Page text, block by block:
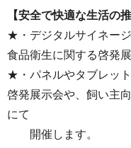
【安全で快適な生活の推
★・デジタルサイネー
食品衛生に関する啓発
★・パネルやタブレッ
啓発展⽰会や、飼い主
にて
開催します。